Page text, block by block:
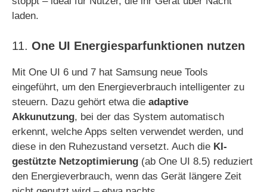
laden.
11. One UI Energiesparfunktionen nutzen
Mit One UI 6 und 7 hat Samsung neue Tools
eingeführt, um den Energieverbrauch intelligenter zu
steuern. Dazu gehört etwa die adaptive
Akkunutzung, bei der das System automatisch
erkennt, welche Apps selten verwendet werden, und
diese in den Ruhezustand versetzt. Auch die KI-
gestützte Netzoptimierung (ab One UI 8.5) reduziert
den Energieverbrauch, wenn das Gerät längere Zeit